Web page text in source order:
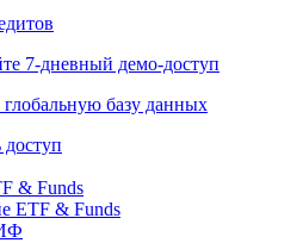
7-дневный демо-доступ
базу данных
& Funds
ETF & Funds